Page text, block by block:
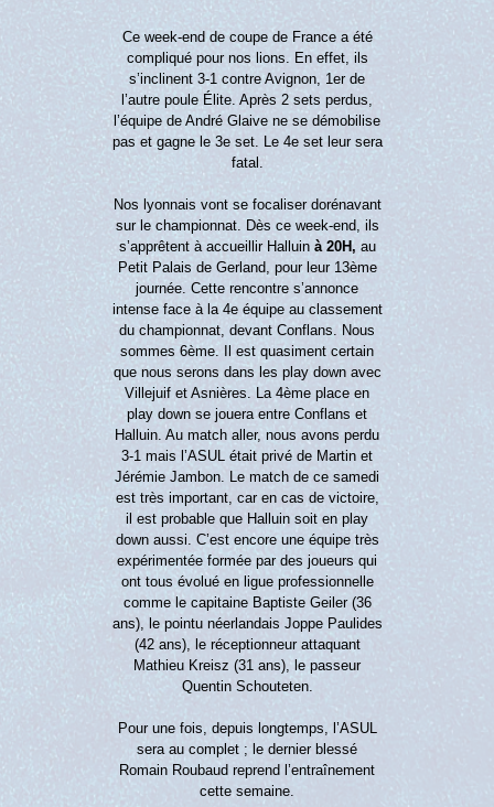
Ce week-end de coupe de France a été
compliqué pour nos lions. En effet, ils
s’inclinent 3-1 contre Avignon, 1er de
l’autre poule Élite. Après 2 sets perdus,
l’équipe de André Glaive ne se démobilise
pas et gagne le 3e set. Le 4e set leur sera
fatal.
Nos lyonnais vont se focaliser dorénavant
sur le championnat. Dès ce week-end, ils
s’apprêtent à accueillir Halluinà 20H, au
Petit Palais de Gerland, pour leur 13ème
journée. Cette rencontre s’annonce
intense face à la 4e équipe au classement
du championnat, devant Conflans. Nous
sommes 6ème. Il est quasiment certain
que nous serons dans les play down avec
Villejuif et Asnières. La 4ème place en
play down se jouera entre Conflans et
Halluin. Au match aller, nous avons perdu
3-1 mais l’ASUL était privé de Martin et
Jérémie Jambon. Le match de ce samedi
est très important, car en cas de victoire,
il est probable que Halluin soit en play
down aussi. C’est encore une équipe très
expérimentée formée par des joueurs qui
ont tous évolué en ligue professionnelle
comme le capitaine Baptiste Geiler (36
ans), le pointu néerlandais Joppe Paulides
(42 ans), le réceptionneur attaquant
Mathieu Kreisz (31 ans), le passeur
Quentin Schouteten.
Pour une fois, depuis longtemps, l’ASUL
sera au complet ; le dernier blessé
Romain Roubaud reprend l’entraînement
cette semaine.